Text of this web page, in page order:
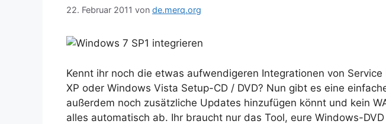
22. Februar 2011 von de.merq.org
Kennt ihr noch die etwas aufwendigeren Integrationen von
XP oder Windows Vista Setup-CD / DVD? Nun gibt es eine
außerdem noch zusätzliche Updates hinzufügen könnt und kein
alles automatisch ab. Ihr braucht nur das Tool, eure Windows-